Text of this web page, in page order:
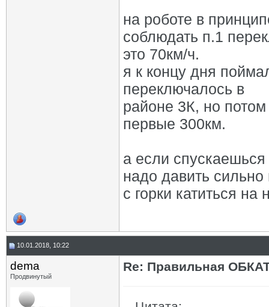
на роботе в
соблюдать п.1
это 70км/ч.
я к концу дня
переключалось в
районе 3К, но
первые 300км.
а если спускаешься
надо давить
с горки катиться
10.01.2018, 10:22
dema
Продвинутый
Re: Правильная